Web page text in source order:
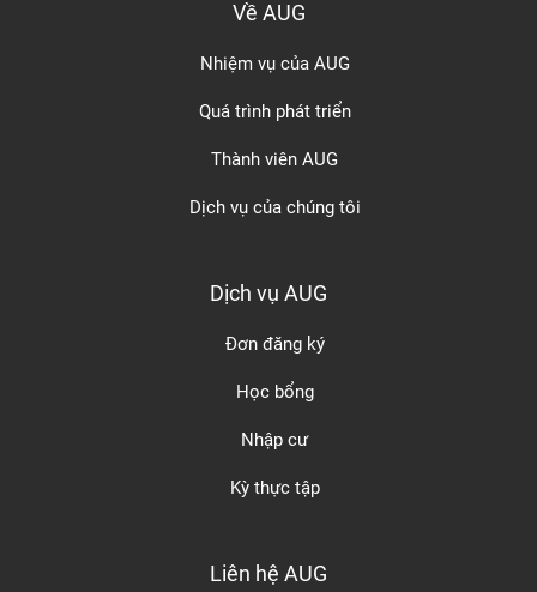
Về AUG
Nhiệm vụ của AUG
Quá trình phát triển
Thành viên AUG
Dịch vụ của chúng tôi
Dịch vụ AUG
Đơn đăng ký
Học bổng
Nhập cư
Kỳ thực tập
Liên hệ AUG